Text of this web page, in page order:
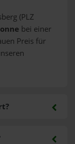
(PLZ
bei einer
Preis für